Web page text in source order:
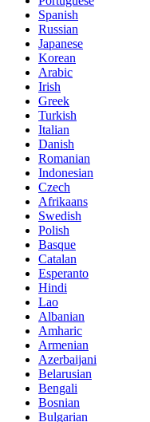
Spanish
Russian
Japanese
Korean
Arabic
Irish
Greek
Turkish
Italian
Danish
Romanian
Indonesian
Czech
Afrikaans
Swedish
Polish
Basque
Catalan
Esperanto
Hindi
Lao
Albanian
Amharic
Armenian
Azerbaijani
Belarusian
Bengali
Bosnian
Bulgarian